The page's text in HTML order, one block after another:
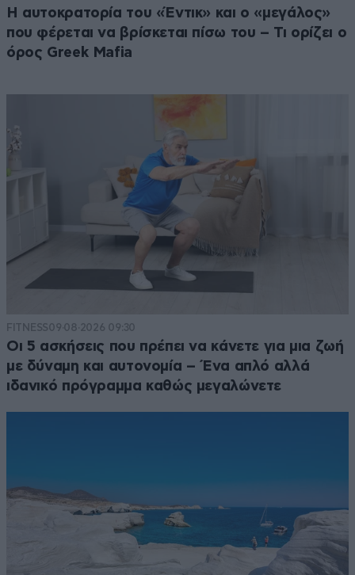
Η αυτοκρατορία του «Έντικ» και ο «μεγάλος»
που φέρεται να βρίσκεται πίσω του – Τι ορίζει ο
όρος Greek Mafia
FITNESS09·08·2026 09:30
Οι 5 ασκήσεις που πρέπει να κάνετε για μια ζωή
με δύναμη και αυτονομία – Ένα απλό αλλά
ιδανικό πρόγραμμα καθώς μεγαλώνετε